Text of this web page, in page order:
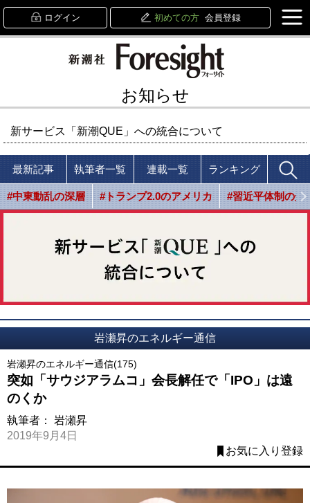
ログイン 初めての方 会員登録
お知らせ
新サービス「新潮QUE」への統合について
最新記事 執筆者一覧 連載一覧 ランキング
#中東動乱の深層 #トランプ2.0のアメリカ #習近平体制の光
岩瀬昇のエネルギー通信
岩瀬昇のエネルギー通信(175)
突如「サウジアラムコ」会長解任で「IPO」は遠
のくか
執筆者： 岩瀬昇
2019年9月4日
お気に入り登録